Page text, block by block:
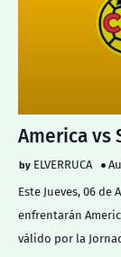
America vs
ELVERRUCA
Este Jueves, 06 de
enfrentarán
válido por la